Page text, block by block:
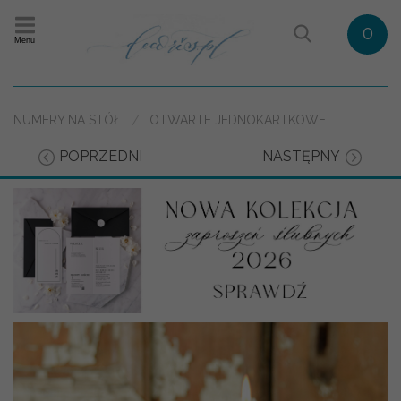
Menu 0
NUMERY NA STÓŁ OTWARTE JEDNOKARTKOWE
POPRZEDNI NASTĘPNY